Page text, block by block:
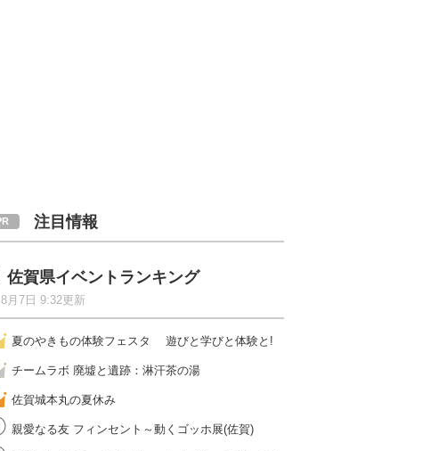
注目情報
佐賀県イベントランキング
8月7日 9:32更新
夏のやきもの体験フェスタ 遊びと学びと体験と!
チームラボ 廃墟と遺跡：淋汗茶の湯
佐賀城本丸の夏休み
親愛なる友 フィンセント～動くゴッホ展(佐賀)